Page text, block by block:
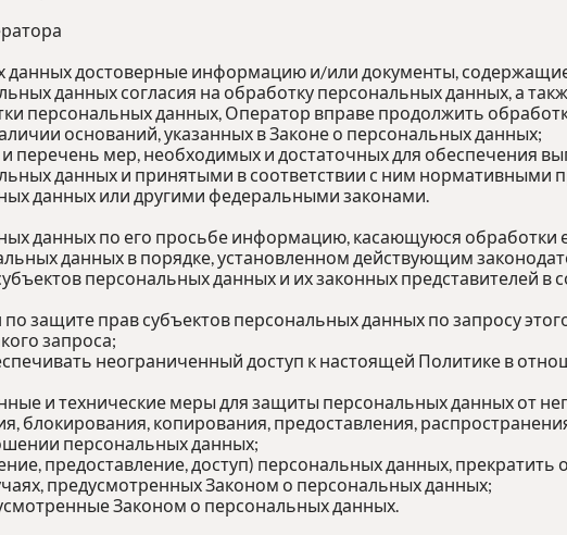
данных достоверные информацию и/или документы,
данных согласия на обработку персональных данных, а
персональных данных, Оператор вправе продолжить
оснований, указанных в Законе о персональных данных;
перечень мер, необходимых и достаточных для обеспечения
данных и принятыми в соответствии с ним нормативными
данных или другими федеральными законами.
данных по его просьбе информацию, касающуюся обработки
данных в порядке, установленном действующим
персональных данных и их законных представителей в
защите прав субъектов персональных данных по запросу
запроса;
неограниченный доступ к настоящей Политике в
и технические меры для защиты персональных данных от
блокирования, копирования, предоставления,
персональных данных;
предоставление, доступ) персональных данных, прекратить
предусмотренных Законом о персональных данных;
Законом о персональных данных.